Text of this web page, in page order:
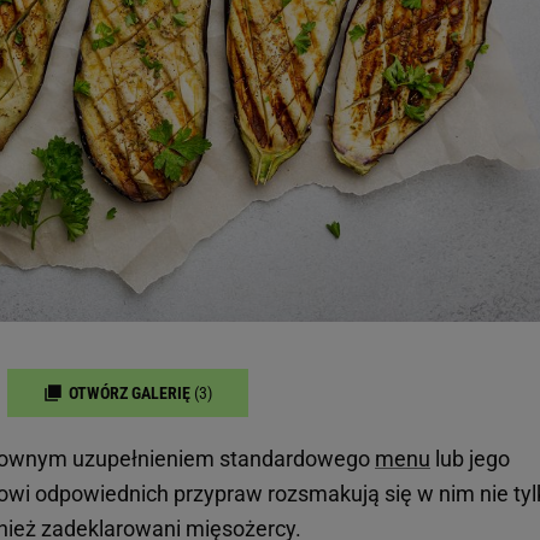
OTWÓRZ GALERIĘ (3)
uzupełnieniem standardowego menu lub jego
odpowiednich przypraw rozsmakują się w nim nie
zadeklarowani mięsożercy.